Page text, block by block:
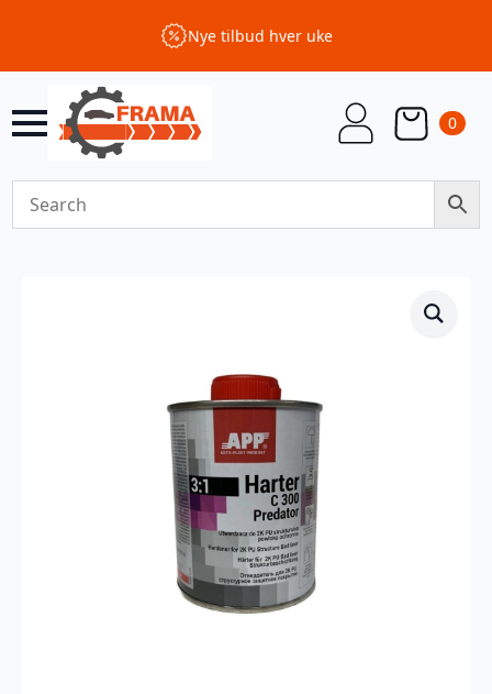
Nye tilbud hver uke
0